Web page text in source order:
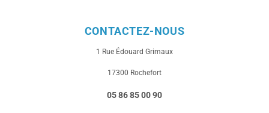
CONTACTEZ-NOUS
1 Rue Édouard Grimaux
17300 Rochefort
05 86 85 00 90